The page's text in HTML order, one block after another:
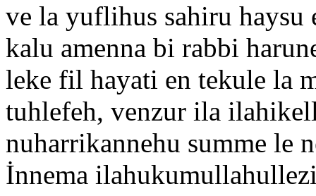
ve la yuflihus sahiru haysu
kalu amenna bi rabbi
leke fil hayati en tekule la
tuhlefeh, venzur ila
nuharrikannehu summe le
İnnema